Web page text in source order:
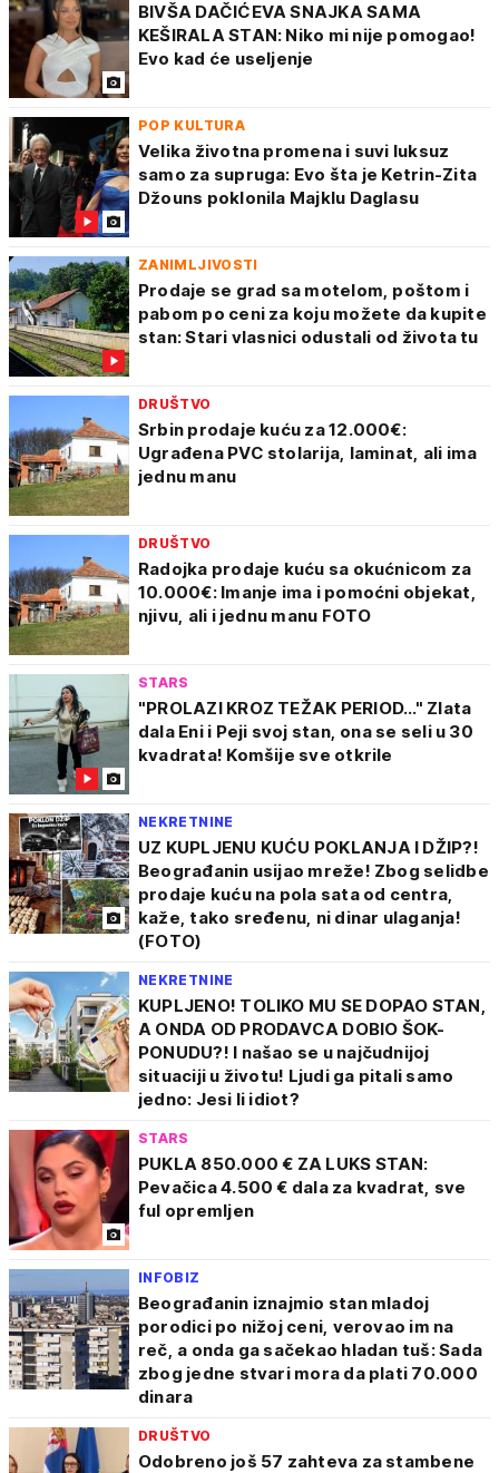
BIVŠA DAČIĆEVA SNAJKA SAMA
KEŠIRALA STAN: Niko mi nije pomogao!
Evo kad će useljenje
POP KULTURA
Velika životna promena i suvi luksuz
samo za supruga: Evo šta je Ketrin-Zita
Džouns poklonila Majklu Daglasu
ZANIMLJIVOSTI
Prodaje se grad sa motelom, poštom i
pabom po ceni za koju možete da kupite
stan: Stari vlasnici odustali od života tu
DRUŠTVO
Srbin prodaje kuću za 12.000€:
Ugrađena PVC stolarija, laminat, ali ima
jednu manu
DRUŠTVO
Radojka prodaje kuću sa okućnicom za
10.000€: Imanje ima i pomoćni objekat,
njivu, ali i jednu manu FOTO
STARS
"PROLAZI KROZ TEŽAK PERIOD..." Zlata
dala Eni i Peji svoj stan, ona se seli u 30
kvadrata! Komšije sve otkrile
NEKRETNINE
UZ KUPLJENU KUĆU POKLANJA I DŽIP?!
Beograđanin usijao mreže! Zbog selidbe
prodaje kuću na pola sata od centra,
kaže, tako sređenu, ni dinar ulaganja!
(FOTO)
NEKRETNINE
KUPLJENO! TOLIKO MU SE DOPAO STAN,
A ONDA OD PRODAVCA DOBIO ŠOK-
PONUDU?! I našao se u najčudnijoj
situaciji u životu! Ljudi ga pitali samo
jedno: Jesi li idiot?
STARS
PUKLA 850.000 € ZA LUKS STAN:
Pevačica 4.500 € dala za kvadrat, sve
ful opremljen
INFOBIZ
Beograđanin iznajmio stan mladoj
porodici po nižoj ceni, verovao im na
reč, a onda ga sačekao hladan tuš: Sada
zbog jedne stvari mora da plati 70.000
dinara
DRUŠTVO
Odobreno još 57 zahteva za stambene